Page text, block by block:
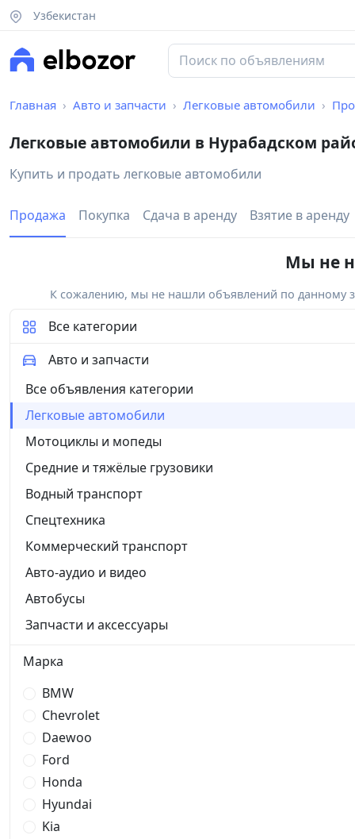
Узбекистан
Главная Авто и запчасти Легковые автомобили
Легковые автомобили в Нурабадском
Купить и продать легковые автомобили
Продажа Покупка Сдача в аренду Взятие в аренду
Мы не
К сожалению, мы не нашли объявлений по данному
Все категории
Авто и запчасти
Все объявления категории
Легковые автомобили
Мотоциклы и мопеды
Средние и тяжёлые грузовики
Водный транспорт
Спецтехника
Коммерческий транспорт
Авто-аудио и видео
Автобусы
Запчасти и аксессуары
Марка
BMW
Chevrolet
Daewoo
Ford
Honda
Hyundai
Kia